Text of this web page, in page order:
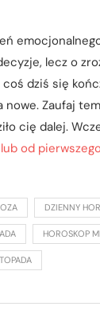
lecz o
dziś się
Zaufaj
cię dalej.
od
DZIENNY
HOROSKOP